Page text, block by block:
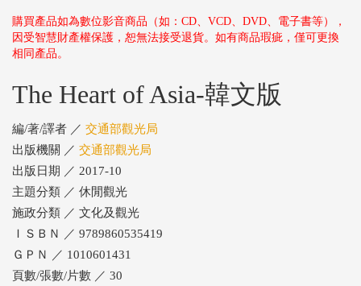
購買產品如為數位影音商品（如：CD、VCD、DVD、電子書等），
因受智慧財產權保護，恕無法接受退貨。如有商品瑕疵，僅可更換
相同產品。
The Heart of Asia-韓文版
編/著/譯者 ／ 交通部觀光局
出版機關 ／ 交通部觀光局
出版日期 ／ 2017-10
主題分類 ／ 休閒觀光
施政分類 ／ 文化及觀光
ＩＳＢＮ ／ 9789860535419
ＧＰＮ ／ 1010601431
頁數/張數/片數 ／ 30